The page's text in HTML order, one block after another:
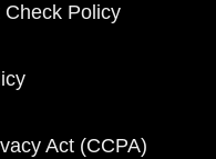
Check Policy
Act (CCPA)